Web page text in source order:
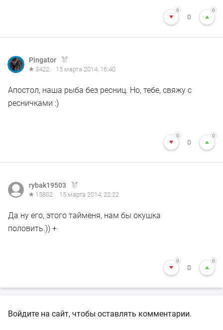
0
0
0
Pingator
3422 15 марта 2014, 16:40
Апостол, наша рыба без ресниц. Но, тебе, свяжу с
ресничками :)
0
0
0
rybak19503
15802 15 марта 2014, 22:22
Да ну его, этого тайменя, нам бы окушка
половить.)) +
0
0
0
Войдите на сайт, чтобы оставлять комментарии.